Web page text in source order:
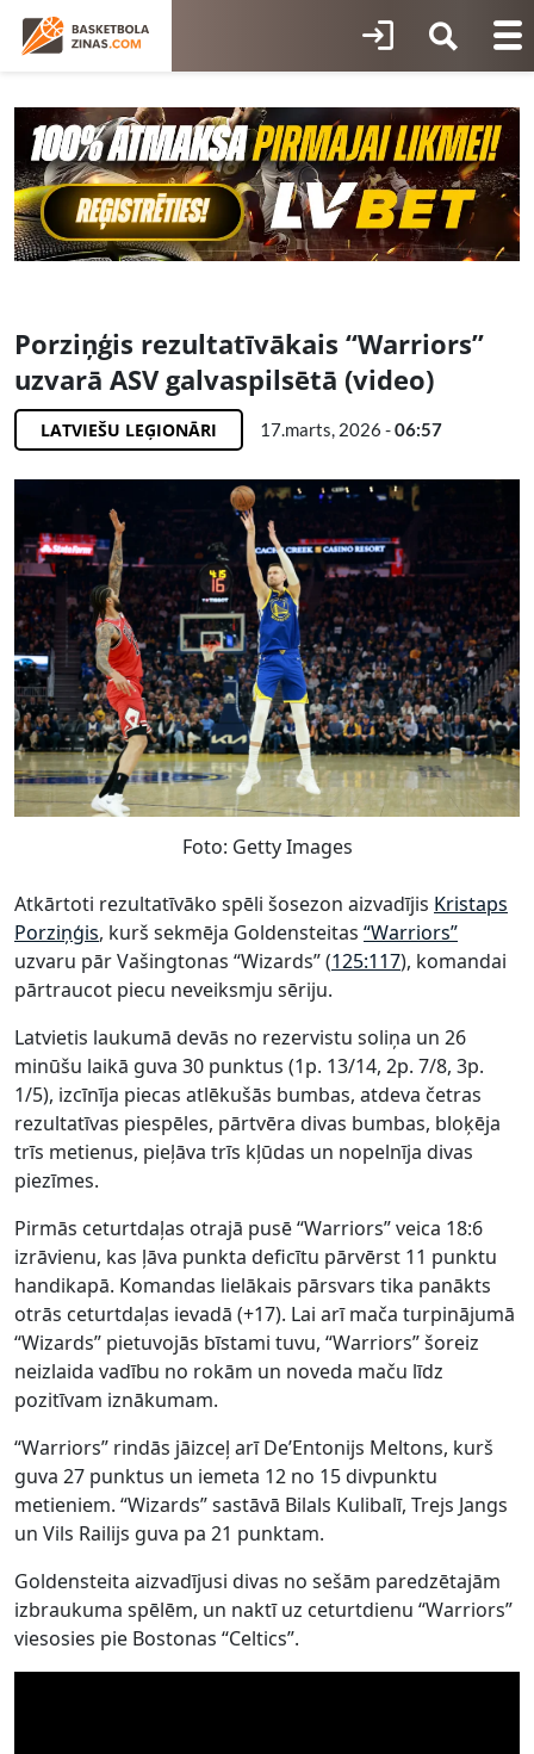
Porziņģis rezultatīvākais “Warriors”
uzvarā ASV galvaspilsētā (video)
LATVIEŠU LEĢIONĀRI 17.marts, 2026 -06:57
Foto: Getty Images
Atkārtoti rezultatīvāko spēli šosezon aizvadījis Kristaps
Porziņģis, kurš sekmēja Goldensteitas “Warriors”
uzvaru pār Vašingtonas “Wizards” (125:117), komandai
pārtraucot piecu neveiksmju sēriju.
Latvietis laukumā devās no rezervistu soliņa un 26
minūšu laikā guva 30 punktus (1p. 13/14, 2p. 7/8, 3p.
1/5), izcīnīja piecas atlēkušās bumbas, atdeva četras
rezultatīvas piespēles, pārtvēra divas bumbas, bloķēja
trīs metienus, pieļāva trīs kļūdas un nopelnīja divas
piezīmes.
Pirmās ceturtdaļas otrajā pusē “Warriors” veica 18:6
izrāvienu, kas ļāva punkta deficītu pārvērst 11 punktu
handikapā. Komandas lielākais pārsvars tika panākts
otrās ceturtdaļas ievadā (+17). Lai arī mača turpinājumā
“Wizards” pietuvojās bīstami tuvu, “Warriors” šoreiz
neizlaida vadību no rokām un noveda maču līdz
pozitīvam iznākumam.
“Warriors” rindās jāizceļ arī De’Entonijs Meltons, kurš
guva 27 punktus un iemeta 12 no 15 divpunktu
metieniem. “Wizards” sastāvā Bilals Kulibalī, Trejs Jangs
un Vils Railijs guva pa 21 punktam.
Goldensteita aizvadījusi divas no sešām paredzētajām
izbraukuma spēlēm, un naktī uz ceturtdienu “Warriors”
viesosies pie Bostonas “Celtics”.